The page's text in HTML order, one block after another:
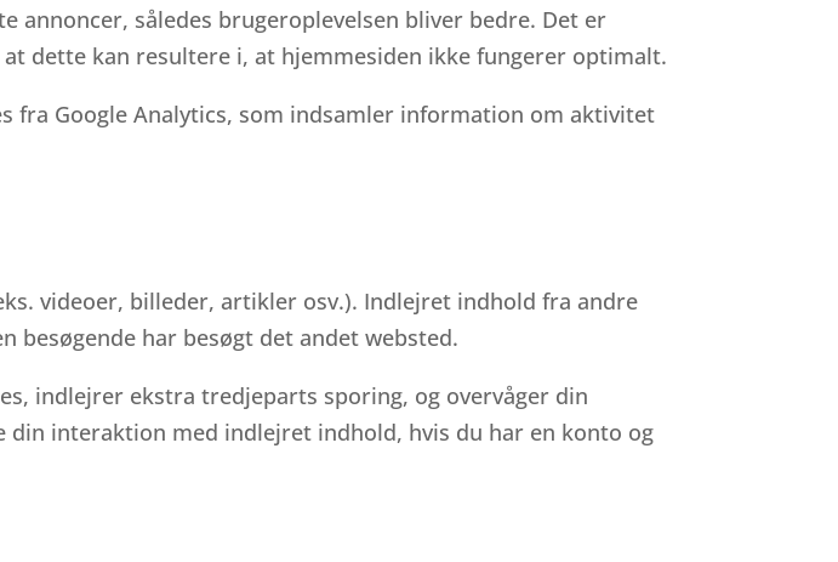
således brugeroplevelsen bliver bedre. Det er
dette kan resultere i, at hjemmesiden ikke fungerer optimalt.
fra Google Analytics, som indsamler information om aktivitet
videoer, billeder, artikler osv.). Indlejret indhold fra andre
besøgende har besøgt det andet websted.
indlejrer ekstra tredjeparts sporing, og overvåger din
interaktion med indlejret indhold, hvis du har en konto og